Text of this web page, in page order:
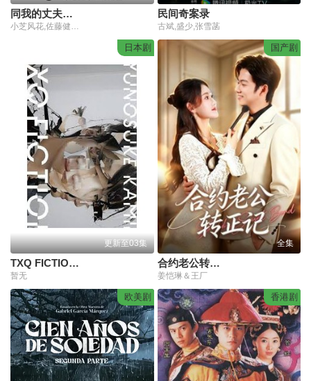
同我的丈夫结婚吧 民间奇案录
古斌,盛少,张雪菡
日本剧
更新至03集
TXQ FICTION 神木隆之介
暂无
国产剧
全集
合约老公转正记
姜恺琳＆王厂
欧美剧 香港剧